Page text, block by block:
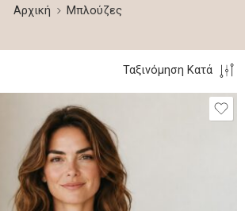
Αρχική Μπλούζες
Ταξινόμηση Κατά